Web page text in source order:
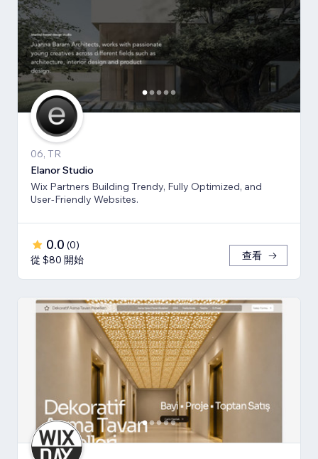
06, TR
Elanor Studio
Wix Partners Building Trendy, Fully Optimized, and
User-Friendly Websites.
0.0 (0)
從 $80 開始
查看